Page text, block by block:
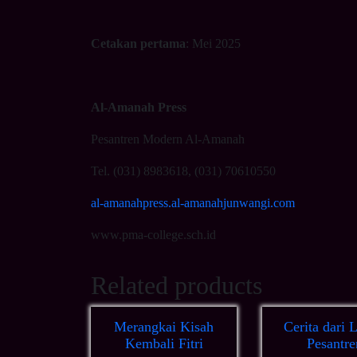
Cetakan pertama: Mei 2025
Al-Amanah Press
Pesantren Modern Al-Amanah
Tel. (031) 8983618, (031) 70610550
al-amanahpress.al-amanahjunwangi.com
www.pma-college.sch.id
Related products
Merangkai Kisah
Kembali Fitri
Cerita dari